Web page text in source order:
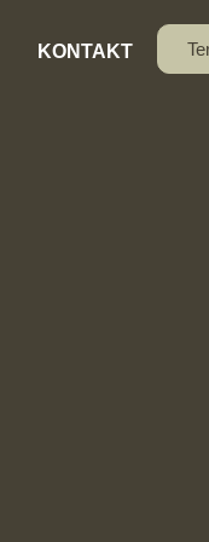
KONTAKT